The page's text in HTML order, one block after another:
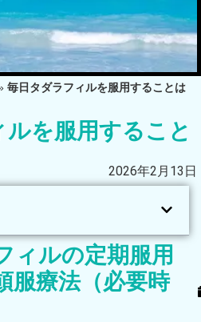
毎日タダラフィルを服用することは
を服用すること
2026年2月13日
ィルの定期服用
服療法（必要時